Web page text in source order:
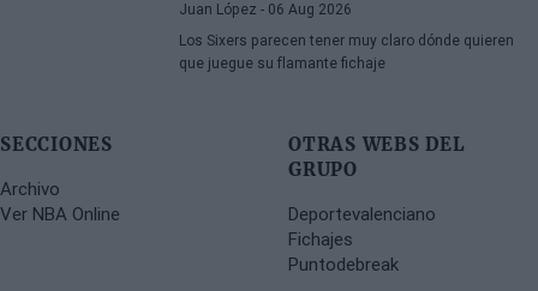
Juan López - 06 Aug 2026
Los Sixers parecen tener muy claro dónde quieren
que juegue su flamante fichaje
SECCIONES
Archivo
Ver NBA Online
OTRAS WEBS DEL
GRUPO
Deportevalenciano
Fichajes
Puntodebreak